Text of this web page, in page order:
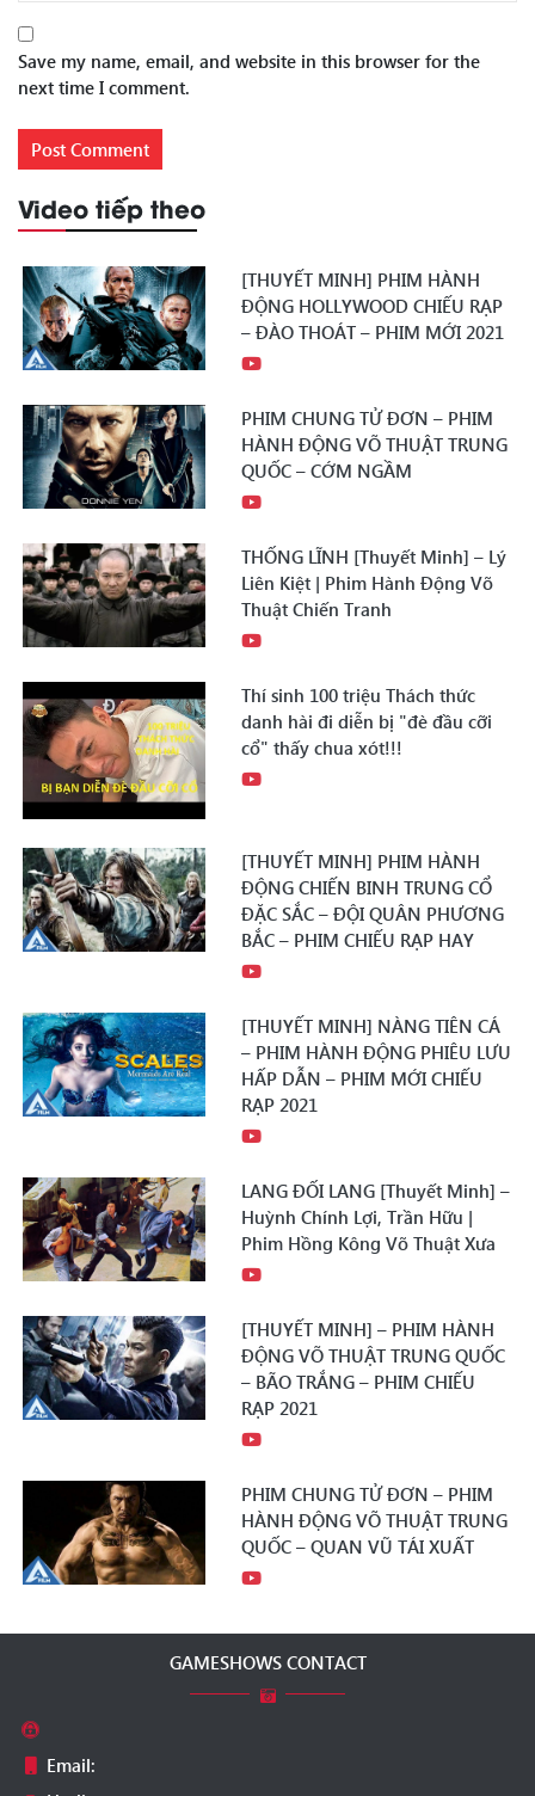
Save my name, email, and website in this browser for the
next time I comment.
Video tiếp theo
[THUYẾT MINH] PHIM HÀNH
ĐỘNG HOLLYWOOD CHIẾU RẠP
– ĐÀO THOÁT – PHIM MỚI 2021
PHIM CHUNG TỬ ĐƠN – PHIM
HÀNH ĐỘNG VÕ THUẬT TRUNG
QUỐC – CỚM NGẦM
THỐNG LĨNH [Thuyết Minh] – Lý
Liên Kiệt | Phim Hành Động Võ
Thuật Chiến Tranh
Thí sinh 100 triệu Thách thức
danh hài đi diễn bị "đè đầu cỡi
cổ" thấy chua xót!!!
[THUYẾT MINH] PHIM HÀNH
ĐỘNG CHIẾN BINH TRUNG CỔ
ĐẶC SẮC – ĐỘI QUÂN PHƯƠNG
BẮC – PHIM CHIẾU RẠP HAY
[THUYẾT MINH] NÀNG TIÊN CÁ
– PHIM HÀNH ĐỘNG PHIÊU LƯU
HẤP DẪN – PHIM MỚI CHIẾU
RẠP 2021
LANG ĐỐI LANG [Thuyết Minh] –
Huỳnh Chính Lợi, Trần Hữu |
Phim Hồng Kông Võ Thuật Xưa
[THUYẾT MINH] – PHIM HÀNH
ĐỘNG VÕ THUẬT TRUNG QUỐC
– BÃO TRẮNG – PHIM CHIẾU
RẠP 2021
PHIM CHUNG TỬ ĐƠN – PHIM
HÀNH ĐỘNG VÕ THUẬT TRUNG
QUỐC – QUAN VŨ TÁI XUẤT
GAMESHOWS CONTACT
Email: